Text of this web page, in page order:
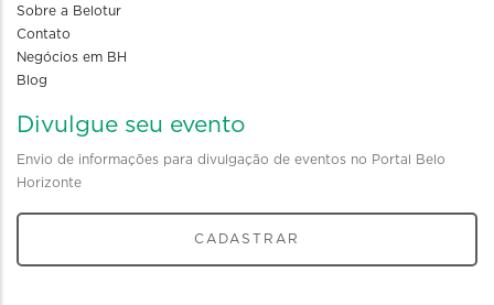
Sobre a Belotur
Contato
Negócios em BH
Blog
Divulgue seu evento
Envio de informações para divulgação de eventos no Portal Belo
Horizonte
CADASTRAR